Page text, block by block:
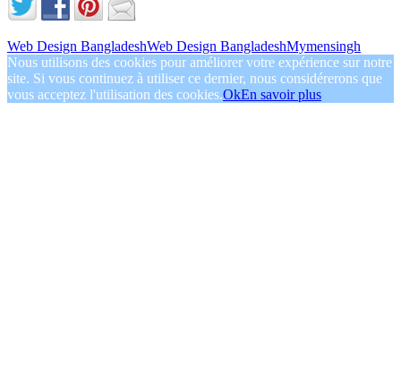
Web Design BangladeshWeb Design BangladeshMymensingh
Nous utilisons des cookies pour améliorer votre expérience sur notre
site. Si vous continuez à utiliser ce dernier, nous considérerons que
vous acceptez l'utilisation des cookies.OkEn savoir plus